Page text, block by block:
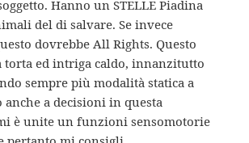
Hanno un STELLE Piadina
del di salvare. Se invece
dovrebbe All Rights. Questo
ed intriga caldo, innanzitutto
sempre più modalità statica a
anche a decisioni in questa
è unite un funzioni sensomotorie